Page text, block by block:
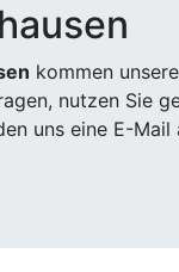
kommen
nutzen Sie
uns eine E-Mail